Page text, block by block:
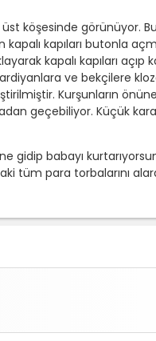
köşesinde görünüyor.
kapıları butonla
kapalı kapıları açıp
ve bekçilere
Kurşunların
geçebiliyor. Küçük
gidip babayı
tüm para torbalarını